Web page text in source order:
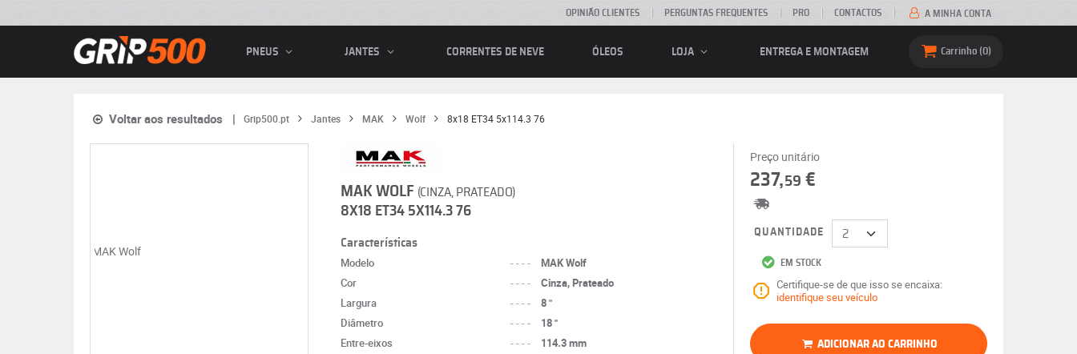
OPINIÃO CLIENTES PERGUNTAS FREQUENTES PRO CONTACTOS A MINHA CONTA
PNEUS JANTES CORRENTES DE NEVE ÓLEOS LOJA ENTREGA E MONTAGEM Carrinho 0
Voltar aos resultados Grip500.pt Jantes MAK Wolf 8x18 ET34 5x114.3 76
MAK WOLF (CINZA, PRATEADO)
8X18 ET34 5X114.3 76
Características
Modelo ----
MAK Wolf
Cor
----
Cinza, Prateado
Largura
----
8 "
Diâmetro
----
18 "
Entre-eixos
----
114.3 mm
Preço unitário
237,59 €
EM STOCK
QUANTIDADE
Certifique-se de que isso se encaixa:
identifique seu veículo
ADICIONAR AO CARRINHO